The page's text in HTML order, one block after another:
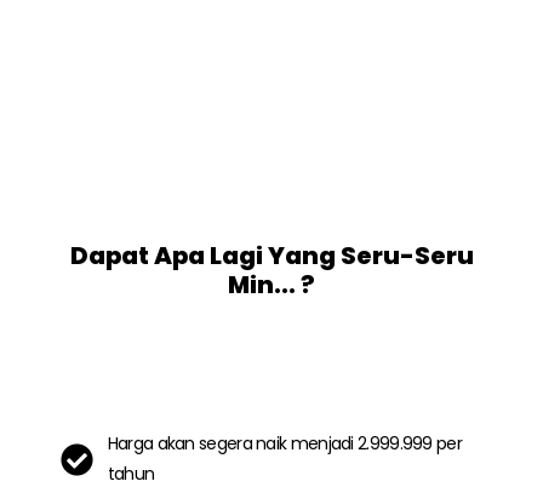
Dapat Apa Lagi Yang Seru-Seru
Min... ?
Harga akan segera naik menjadi 2.999.999 per
tahun